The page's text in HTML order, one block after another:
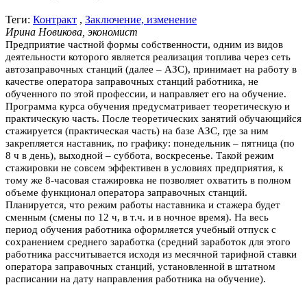
Теги: Контракт , Заключение, изменение
Ирина Новикова, экономист
Предприятие частной формы собственности, одним из видов
деятельности которого является реализация топлива через сеть
автозаправочных станций (далее – АЗС), принимает на работу в
качестве оператора заправочных станций работника, не
обученного по этой профессии, и направляет его на обучение.
Программа курса обучения предусматривает теоретическую и
практическую часть. После теоретических занятий обучающийся
стажируется (практическая часть) на базе АЗС, где за ним
закрепляется наставник, по графику: понедельник – пятница (по
8 ч в день), выходной – суббота, воскресенье. Такой режим
стажировки не совсем эффективен в условиях предприятия, к
тому же 8-часовая стажировка не позволяет охватить в полном
объеме функционал оператора заправочных станций.
Планируется, что режим работы наставника и стажера будет
сменным (смены по 12 ч, в т.ч. и в ночное время). На весь
период обучения работника оформляется учебный отпуск с
сохранением среднего заработка (средний заработок для этого
работника рассчитывается исходя из месячной тарифной ставки
оператора заправочных станций, установленной в штатном
расписании на дату направления работника на обучение).